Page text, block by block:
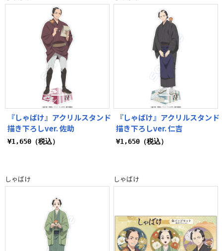
『しゃばけ』アクリルスタンド
描き下ろしver. 佐助
¥1,650（税込）
『しゃばけ』アクリルスタンド
描き下ろしver. 仁吉
¥1,650（税込）
しゃばけ しゃばけ